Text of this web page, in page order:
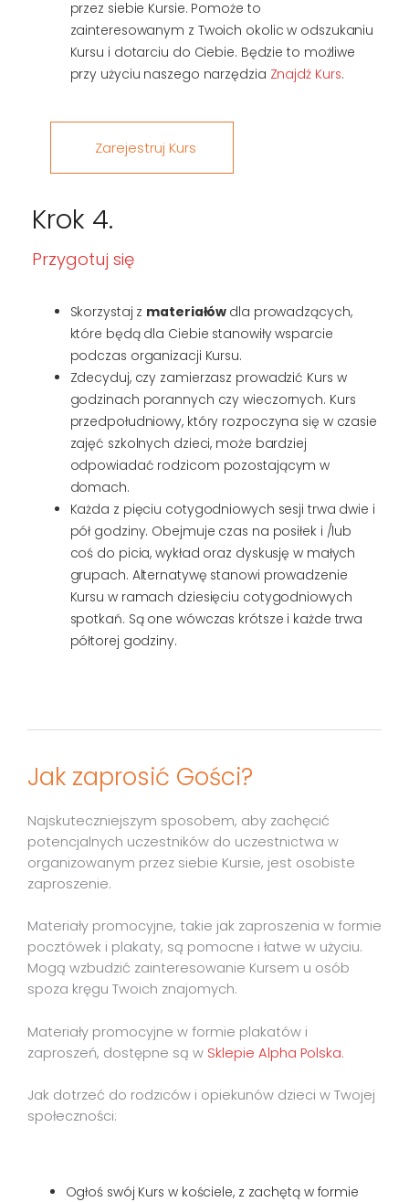
przez siebie Kursie. Pomoże to
zainteresowanym z Twoich okolic w odszukaniu
Kursu i dotarciu do Ciebie. Będzie to możliwe
przy użyciu naszego narzędzia Znajdź Kurs.
Zarejestruj Kurs
Krok 4.
Przygotuj się
Skorzystaj z materiałów dla prowadzących,
które będą dla Ciebie stanowiły wsparcie
podczas organizacji Kursu.
Zdecyduj, czy zamierzasz prowadzić Kurs w
godzinach porannych czy wieczornych. Kurs
przedpołudniowy, który rozpoczyna się w czasie
zajęć szkolnych dzieci, może bardziej
odpowiadać rodzicom pozostającym w
domach.
Każda z pięciu cotygodniowych sesji trwa dwie i
pół godziny. Obejmuje czas na posiłek i /lub
coś do picia, wykład oraz dyskusję w małych
grupach. Alternatywę stanowi prowadzenie
Kursu w ramach dziesięciu cotygodniowych
spotkań. Są one wówczas krótsze i każde trwa
półtorej godziny.
Jak zaprosić Gości?
Najskuteczniejszym sposobem, aby zachęcić
potencjalnych uczestników do uczestnictwa w
organizowanym przez siebie Kursie, jest osobiste
zaproszenie.
Materiały promocyjne, takie jak zaproszenia w formie
pocztówek i plakaty, są pomocne i łatwe w użyciu.
Mogą wzbudzić zainteresowanie Kursem u osób
spoza kręgu Twoich znajomych.
Materiały promocyjne w formie plakatów i
zaproszeń, dostępne są w Sklepie Alpha Polska.
Jak dotrzeć do rodziców i opiekunów dzieci w Twojej
społeczności:
Ogłoś swój Kurs w kościele, z zachętą w formie